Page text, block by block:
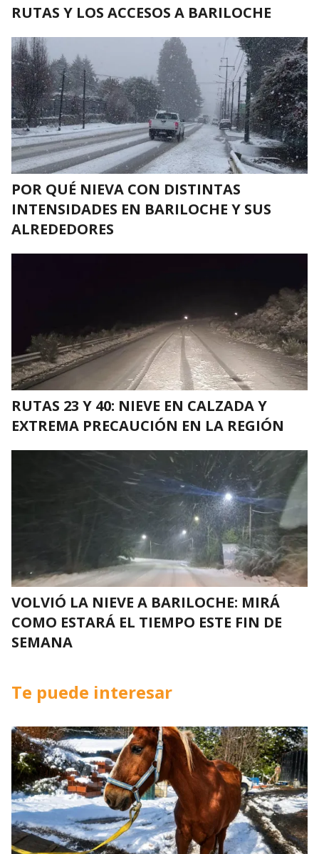
RUTAS Y LOS ACCESOS A BARILOCHE
POR QUÉ NIEVA CON DISTINTAS
INTENSIDADES EN BARILOCHE Y SUS
ALREDEDORES
RUTAS 23 Y 40: NIEVE EN CALZADA Y
EXTREMA PRECAUCIÓN EN LA REGIÓN
VOLVIÓ LA NIEVE A BARILOCHE: MIRÁ
COMO ESTARÁ EL TIEMPO ESTE FIN DE
SEMANA
Te puede interesar